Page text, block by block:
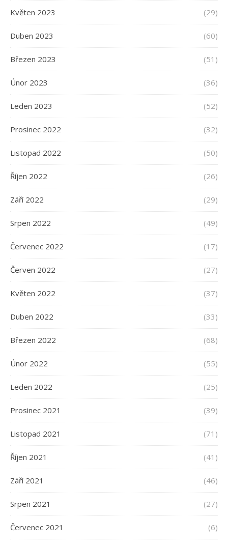
Květen 2023 (29)
Duben 2023 (60)
Březen 2023 (51)
Únor 2023 (36)
Leden 2023 (52)
Prosinec 2022 (32)
Listopad 2022 (50)
Říjen 2022 (26)
Září 2022 (29)
Srpen 2022 (49)
Červenec 2022 (17)
Červen 2022 (27)
Květen 2022 (37)
Duben 2022 (33)
Březen 2022 (68)
Únor 2022 (55)
Leden 2022 (25)
Prosinec 2021 (39)
Listopad 2021 (71)
Říjen 2021 (41)
Září 2021 (46)
Srpen 2021 (27)
Červenec 2021 (6)